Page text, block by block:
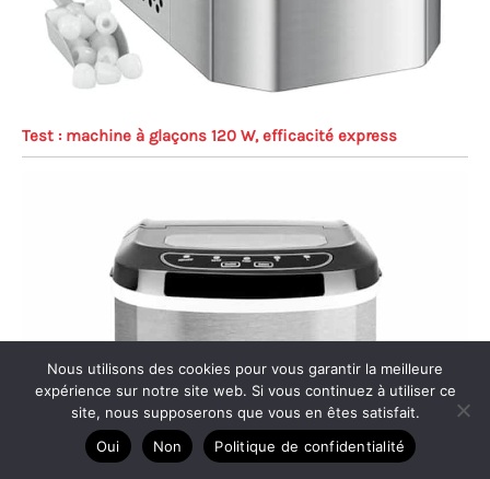
Test : machine à glaçons 120 W, efficacité express
Nous utilisons des cookies pour vous garantir la meilleure
expérience sur notre site web. Si vous continuez à utiliser ce
site, nous supposerons que vous en êtes satisfait.
Oui
Non Politique de confidentialité